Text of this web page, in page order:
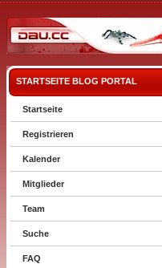
STARTSEITE BLOG PORTAL
Startseite
Registrieren
Kalender
Mitglieder
Team
Suche
FAQ